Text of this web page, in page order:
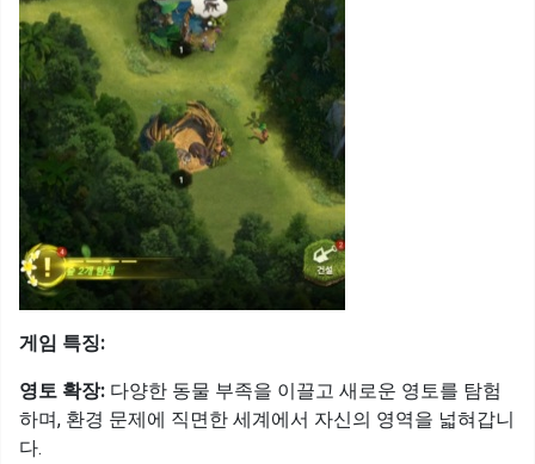
게임 특징:
영토 확장: 다양한 동물 부족을 이끌고 새로운 영토를 탐험
하며, 환경 문제에 직면한 세계에서 자신의 영역을 넓혀갑니
다.